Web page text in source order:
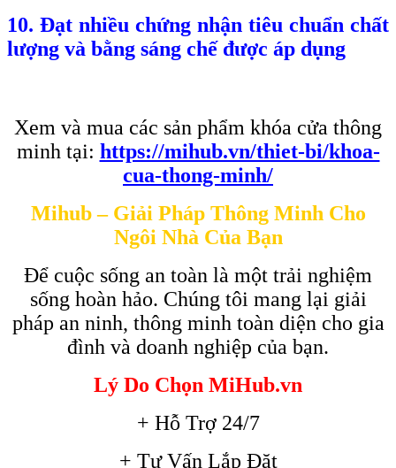
10. Đạt nhiều chứng nhận tiêu chuẩn chất
lượng và bằng sáng chế được áp dụng
Xem và mua các sản phẩm khóa cửa thông
minh tại: https://mihub.vn/thiet-bi/khoa-
cua-thong-minh/
Mihub – Giải Pháp Thông Minh Cho
Ngôi Nhà Của Bạn
Để cuộc sống an toàn là một trải nghiệm
sống hoàn hảo. Chúng tôi mang lại giải
pháp an ninh, thông minh toàn diện cho gia
đình và doanh nghiệp của bạn.
Lý Do Chọn MiHub.vn
+ Hỗ Trợ 24/7
+ Tư Vấn Lắp Đặt